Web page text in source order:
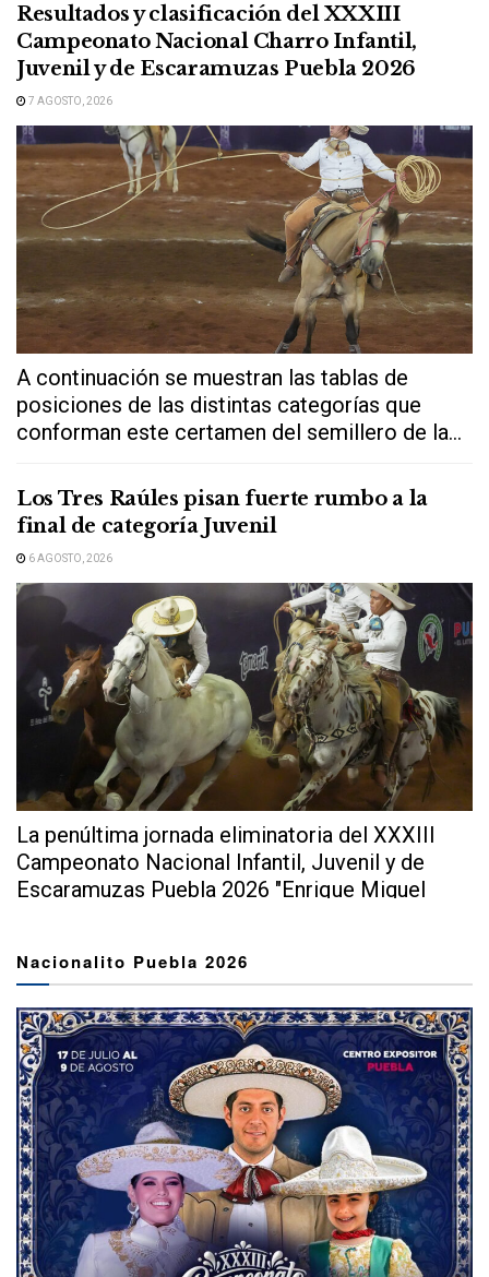
Resultados y clasificación del XXXIII
Campeonato Nacional Charro Infantil,
Juvenil y de Escaramuzas Puebla 2026
7 AGOSTO, 2026
A continuación se muestran las tablas de
posiciones de las distintas categorías que
conforman este certamen del semillero de la...
Los Tres Raúles pisan fuerte rumbo a la
final de categoría Juvenil
6 AGOSTO, 2026
La penúltima jornada eliminatoria del XXXIII
Campeonato Nacional Infantil, Juvenil y de
Escaramuzas Puebla 2026 "Enrique Miguel
Nacionalito Puebla 2026